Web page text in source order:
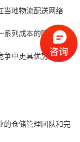
当地物流配送网络
列成本的降低，显
争中更具优势，或者
的仓储管理团队和完